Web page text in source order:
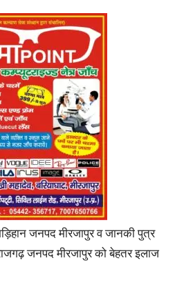
जनपद मीरजापुर व जानकी पुत्र
जनपद मीरजापुर को बेहतर इलाज